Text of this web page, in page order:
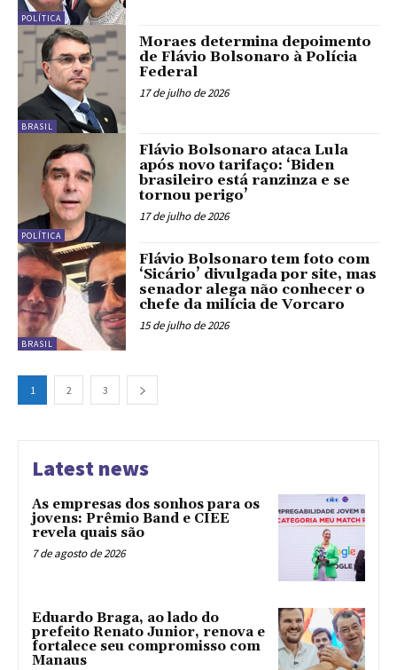
POLÍTICA
BRASIL
Moraes determina depoimento
de Flávio Bolsonaro à Polícia
Federal
17 de julho de 2026
POLÍTICA
Flávio Bolsonaro ataca Lula
após novo tarifaço: ‘Biden
brasileiro está ranzinza e se
tornou perigo’
17 de julho de 2026
BRASIL
Flávio Bolsonaro tem foto com
‘Sicário’ divulgada por site, mas
senador alega não conhecer o
chefe da milícia de Vorcaro
15 de julho de 2026
1 2 3
Latest news
As empresas dos sonhos para os
jovens: Prêmio Band e CIEE
revela quais são
7 de agosto de 2026
Eduardo Braga, ao lado do
prefeito Renato Junior, renova e
fortalece seu compromisso com
Manaus